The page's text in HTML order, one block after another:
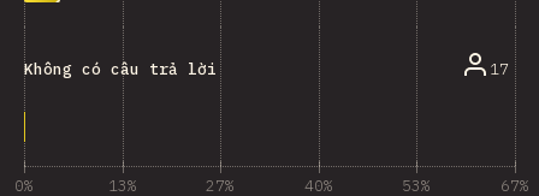
Không có câu trả lời 17
0% 13% 27% 40% 53% 67%